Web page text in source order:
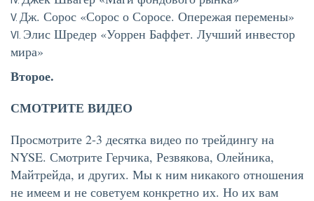
Дж. Сорос «Сорос о Соросе. Опережая перемены»
Элис Шредер «Уоррен Баффет. Лучший инвестор
мира»
Второе.
СМОТРИТЕ ВИДЕО
Просмотрите 2-3 десятка видео по трейдингу на
NYSE. Смотрите Герчика, Резвякова, Олейника,
Майтрейда, и других. Мы к ним никакого отношения
не имеем и не советуем конкретно их. Но их вам